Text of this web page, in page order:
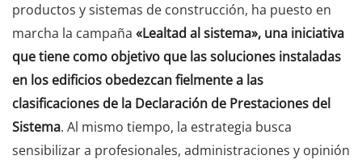
productos y sistemas de construcción, ha puesto en
marcha la campaña «Lealtad al sistema», una iniciativa
que tiene como objetivo que las soluciones instaladas
en los edificios obedezcan fielmente a las
clasificaciones de la Declaración de Prestaciones del
Sistema. Al mismo tiempo, la estrategia busca
sensibilizar a profesionales, administraciones y opinión